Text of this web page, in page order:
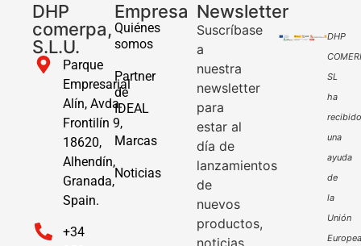
DHP
comerpa,
S.L.U.
Parque
Empresarial
Alín, Avda.
Frontilín 9,
18620,
Alhendín,
Granada,
Spain.
+34
Empresa
Quiénes
somos
Partner
de
IDEAL
Marcas
Noticias
Newsletter
Suscríbase
a
nuestra
newsletter
para
estar al
día de
lanzamientos
de
nuevos
productos,
DHP
SL
ha
recibido
una
ayuda
de
la
Unión
Europea